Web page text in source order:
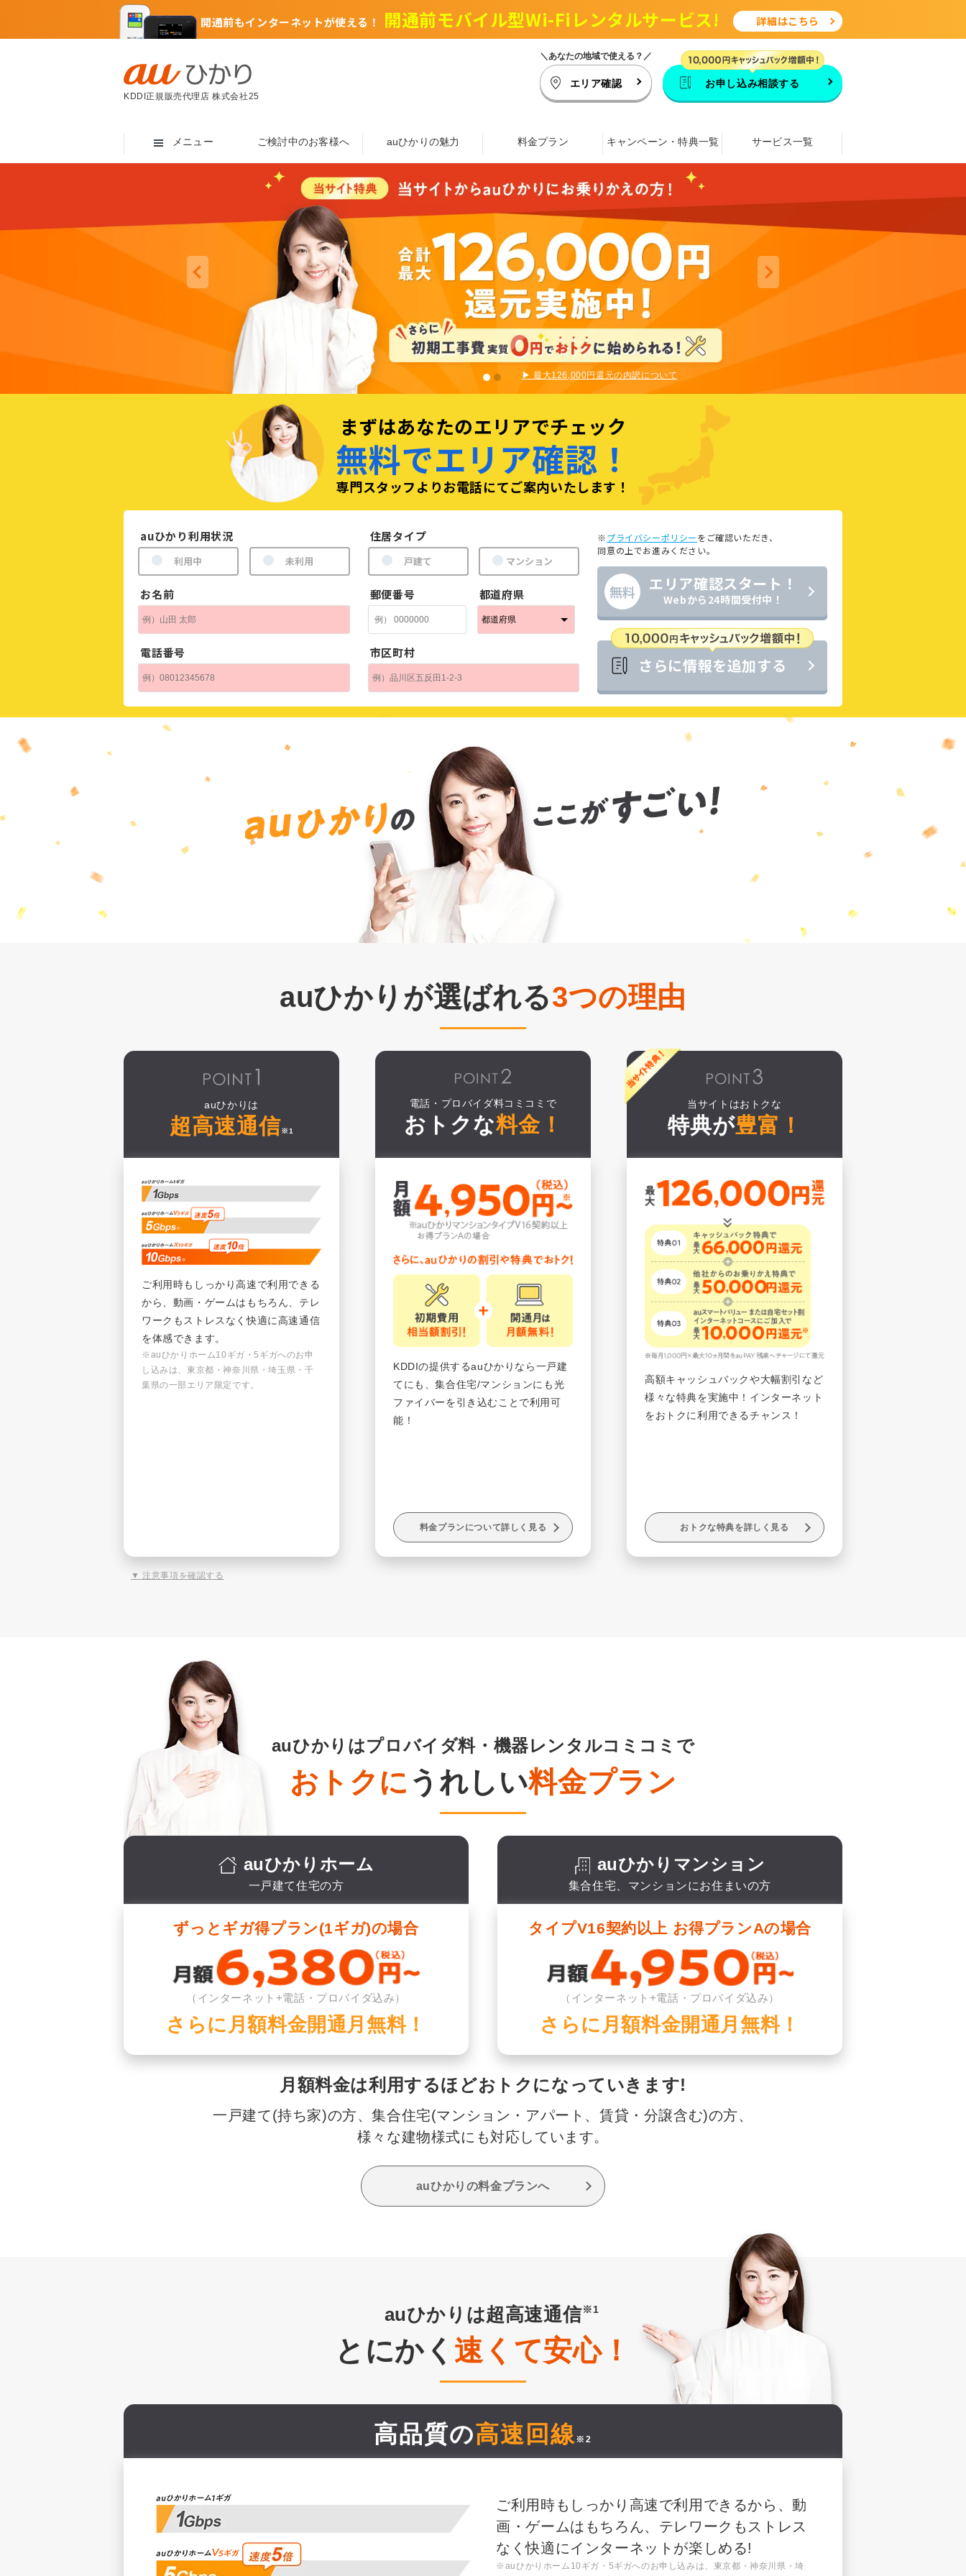
開通前もインターネットが使える！ 開通前モバイル型Wi-Fiレンタルサービス! 詳細はこちら
KDDI正規販売代理店 株式会社25
＼あなたの地域で使える？／
エリア確認 お申し込み相談する
メニュー ご検討中のお客様へ auひかりの魅力 料金プラン キャンペーン・特典一覧 サービス一覧
▶︎ 最大126,000円還元の内訳について
auひかりが選ばれる3つの理由
auひかりは
超高速通信※1
ご利用時もしっかり高速で利用できる
から、動画・ゲームはもちろん、テレ
ワークもストレスなく快適に高速通信
を体感できます。
※auひかりホーム10ギガ・5ギガへのお申
し込みは、東京都・神奈川県・埼玉県・千
葉県の一部エリア限定です。
電話・プロバイダ料コミコミで
おトクな料金！
KDDIの提供するauひかりなら一戸建
てにも、集合住宅/マンションにも光
ファイバーを引き込むことで利用可
能！
料金プランについて詳しく見る
当サイトはおトクな
特典が豊富！
高額キャッシュバックや大幅割引など
様々な特典を実施中！インターネット
をおトクに利用できるチャンス！
おトクな特典を詳しく見る
▼ 注意事項を確認する
auひかりはプロバイダ料・機器レンタルコミコミで
おトクに うれしい料金プラン
auひかりホーム
一戸建て住宅の方
ずっとギガ得プラン(1ギガ)の場合
（インターネット+電話・プロバイダ込み）
さらに月額料金開通月無料！
auひかりマンション
集合住宅、マンションにお住まいの方
タイプV16契約以上 お得プランAの場合
（インターネット+電話・プロバイダ込み）
さらに月額料金開通月無料！
月額料金は利用するほどおトクになっていきます!
一戸建て(持ち家)の方、集合住宅(マンション・アパート、賃貸・分譲含む)の方、
様々な建物様式にも対応しています。
auひかりの料金プランへ
auひかりは超高速通信
とにかく 速くて安心！
高品質の高速回線 ※2
ご利用時もしっかり高速で利用できるから、動
画・ゲームはもちろん、テレワークもストレス
なく快適にインターネットが楽しめる!
※auひかりホーム10ギガ・5ギガへのお申し込みは、東京都・神奈川県・埼